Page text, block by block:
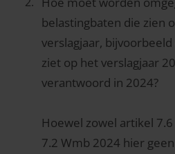
belastingbaten die zien
verslagjaar,
ziet op het verslagjaar
verantwoord in 2024?
Hoewel zowel artikel
7.2 Wmb 2024 hier